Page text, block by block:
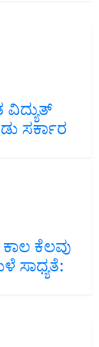
ವಿದ್ಯುತ್
ಸರ್ಕಾರ
ಕೆಲವು
ಸಾಧ್ಯತೆ: